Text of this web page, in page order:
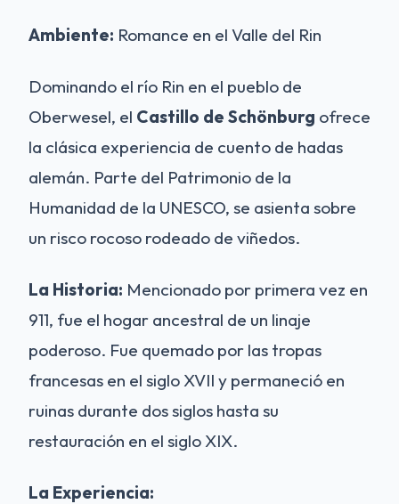
Ambiente: Romance en el Valle del Rin
Dominando el río Rin en el pueblo de
Oberwesel, el Castillo de Schönburg ofrece
la clásica experiencia de cuento de hadas
alemán. Parte del Patrimonio de la
Humanidad de la UNESCO, se asienta sobre
un risco rocoso rodeado de viñedos.
La Historia: Mencionado por primera vez en
911, fue el hogar ancestral de un linaje
poderoso. Fue quemado por las tropas
francesas en el siglo XVII y permaneció en
ruinas durante dos siglos hasta su
restauración en el siglo XIX.
La Experiencia: